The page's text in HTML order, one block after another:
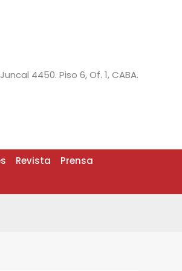
Juncal 4450. Piso 6, Of. 1, CABA.
Revista
Prensa